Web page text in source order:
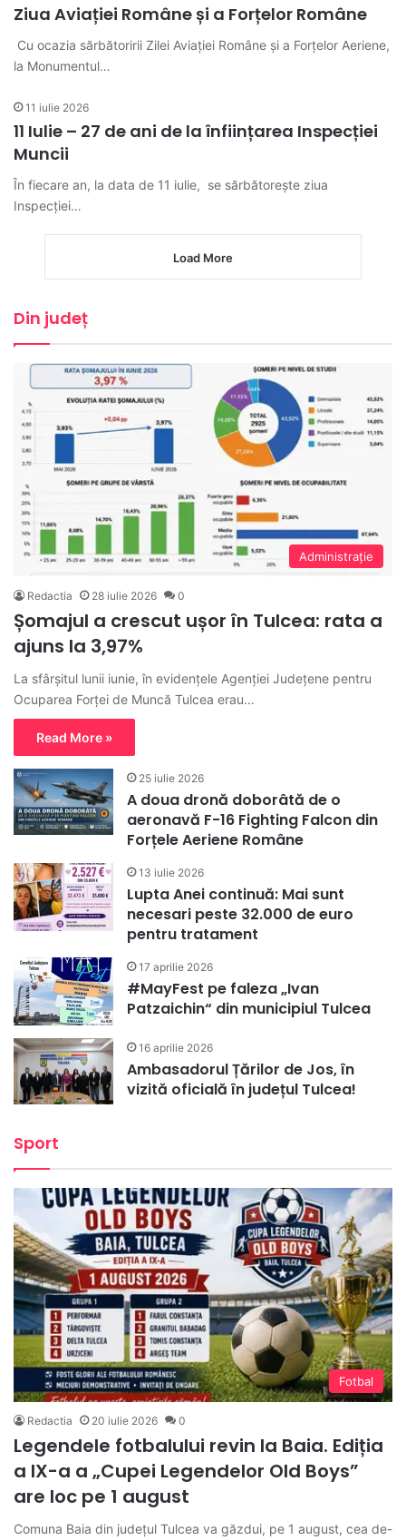
Ziua Aviației Române și a Forțelor Române
Cu ocazia sărbătoririi Zilei Aviaţiei Române şi a Forţelor Aeriene,
la Monumentul…
11 iulie 2026
11 Iulie – 27 de ani de la înființarea Inspecției
Muncii
În fiecare an, la data de 11 iulie, se sărbătorește ziua
Inspecţiei…
Load More
Din județ
Administraţie
Redactia 28 iulie 2026 0
Șomajul a crescut ușor în Tulcea: rata a
ajuns la 3,97%
La sfârșitul lunii iunie, în evidențele Agenției Județene pentru
Ocuparea Forței de Muncă Tulcea erau…
Read More »
25 iulie 2026
A doua dronă doborâtă de o
aeronavă F-16 Fighting Falcon din
Forțele Aeriene Române
13 iulie 2026
Lupta Anei continuă: Mai sunt
necesari peste 32.000 de euro
pentru tratament
17 aprilie 2026
​#MayFest pe faleza „Ivan
Patzaichin“ din municipiul Tulcea
16 aprilie 2026
Ambasadorul Țărilor de Jos, în
vizită oficială în județul Tulcea!
Sport
Fotbal
Redactia 20 iulie 2026 0
Legendele fotbalului revin la Baia. Ediția
a IX-a a „Cupei Legendelor Old Boys”
are loc pe 1 august
Comuna Baia din județul Tulcea va găzdui, pe 1 august, cea de-